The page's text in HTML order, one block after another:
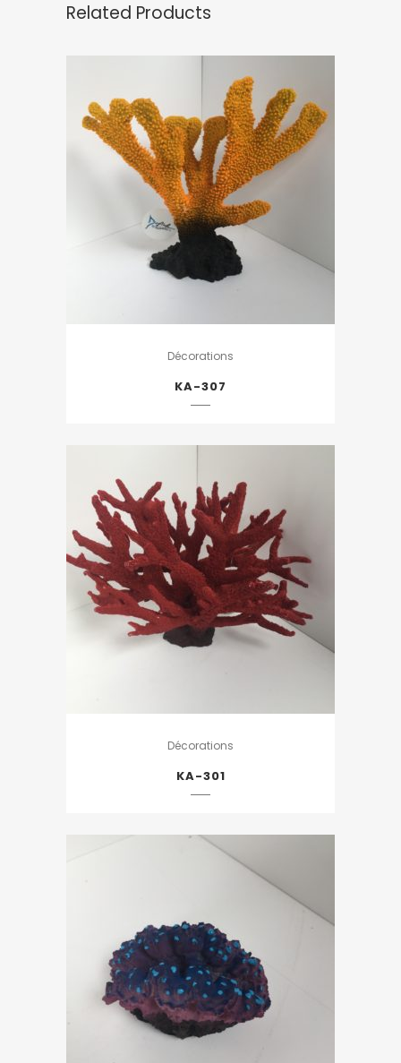
Related Products
Décorations
KA-307
Décorations
KA-301